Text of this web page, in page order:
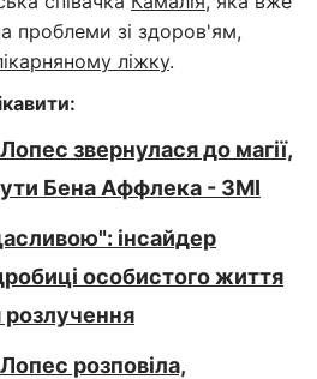
проблеми зі здоров'ям,
ліжку.
звернулася до магії,
Бена Аффлека - ЗМІ
інсайдер
особистого життя
розлучення
розповіла,